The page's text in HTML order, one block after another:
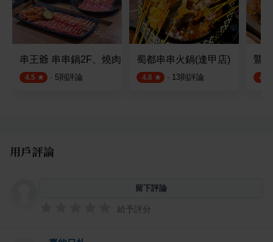
串王爺 串串鍋2F、燒肉1F
4.5 · 5則評論
蜀都串串火鍋(逢甲店)
4.6 · 13則評論
鸗
4.8
用戶評論
留下評論
給予評分